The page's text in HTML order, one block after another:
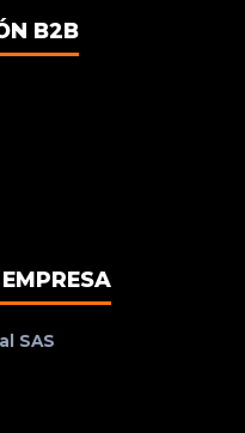
B2B
SAS